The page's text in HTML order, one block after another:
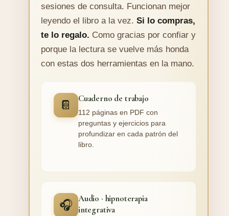
sesiones de consulta. Funcionan mejor
leyendo el libro a la vez. Si lo compras,
te lo regalo. Como gracias por confiar y
porque la lectura se vuelve más honda
con estas dos herramientas en la mano.
📔 Cuaderno de trabajo
112 páginas en PDF con
preguntas y ejercicios para
profundizar en cada patrón del
libro.
🎧 Audio · hipnoterapia
integrativa